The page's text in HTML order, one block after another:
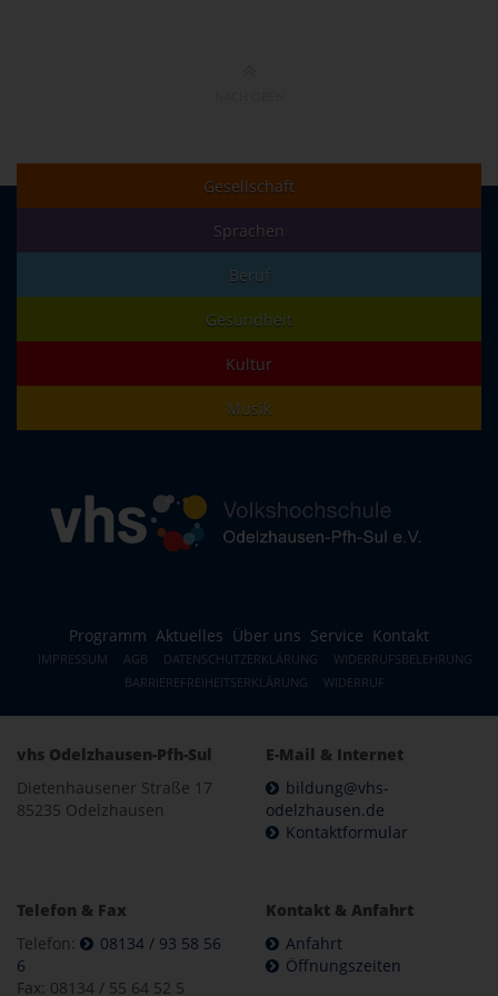
Gesellschaft
Sprachen
Beruf
Gesundheit
Kultur
Musik
Programm Aktuelles Über uns Service Kontakt
IMPRESSUM AGB DATENSCHUTZERKLÄRUNG
WIDERRUFSBELEHRUNG
BARRIEREFREIHEITSERKLÄRUNG
WIDERRUF
vhs Odelzhausen-Pfh-Sul
Dietenhausener Straße 17
85235 Odelzhausen
E-Mail & Internet
bildung@vhs-
odelzhausen.de
Kontaktformular
Telefon & Fax
Telefon:
08134 / 93 58 56
6
Fax: 08134 / 55 64 52 5
Kontakt & Anfahrt
Anfahrt
Öffnungszeiten